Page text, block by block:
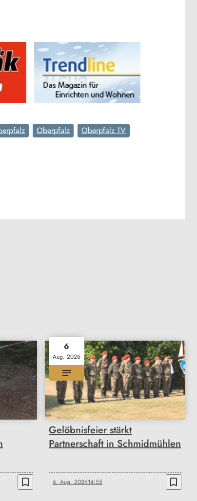
Oberpfalz
Oberpfalz TV
bookmark_border
6
Aug. 2026
Gelöbnisfeier stärkt
Partnerschaft in Schmidmühlen
6. Aug. 202614:55 bookmark_border